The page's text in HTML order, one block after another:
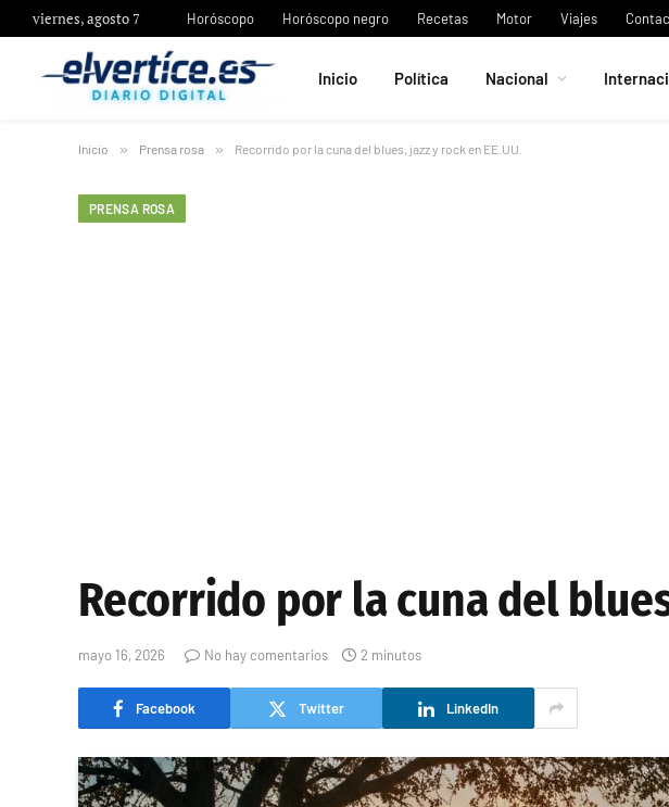
viernes, agosto 7 Horóscopo Horóscopo negro Recetas Motor Viajes
Inicio Política Nacional
Inicio » Prensa rosa » Recorrido por la cuna del blues, jazz y rock en EE.UU.
PRENSA ROSA
Recorrido por la cuna del
mayo 16, 2026 No hay comentarios 2 minutos
Facebook Twitter LinkedIn